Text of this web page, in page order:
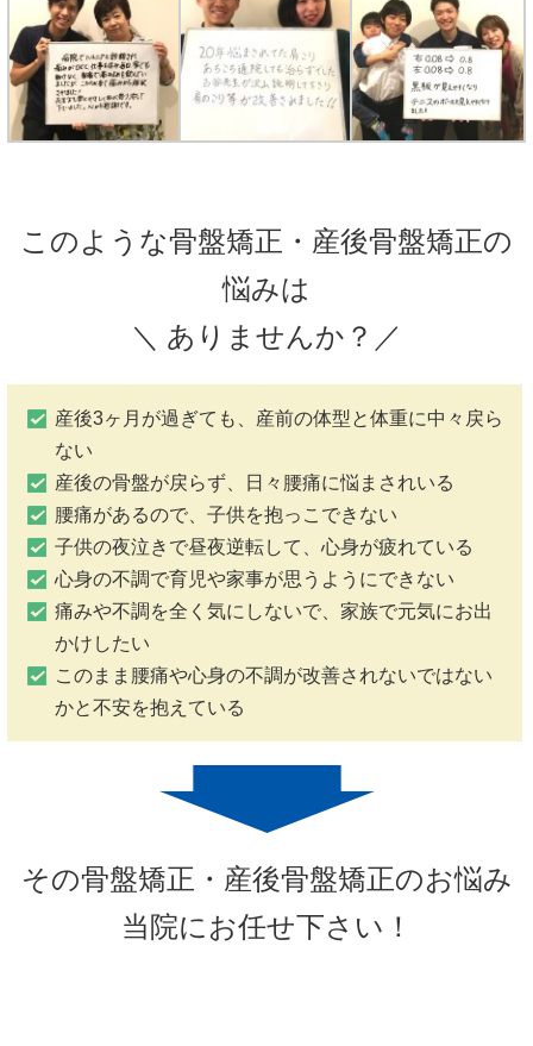
このような骨盤矯正・産後骨盤矯正の
悩みは
＼ ありませんか？／
産後3ヶ月が過ぎても、産前の体型と体重に中々戻ら
ない
産後の骨盤が戻らず、日々腰痛に悩まされいる
腰痛があるので、子供を抱っこできない
子供の夜泣きで昼夜逆転して、心身が疲れている
心身の不調で育児や家事が思うようにできない
痛みや不調を全く気にしないで、家族で元気にお出
かけしたい
このまま腰痛や心身の不調が改善されないではない
かと不安を抱えている
その骨盤矯正・産後骨盤矯正のお悩み
当院にお任せ下さい！